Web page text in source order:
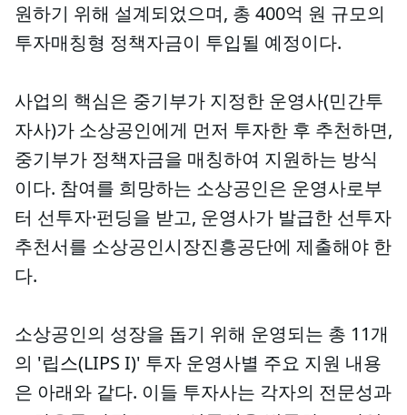
원하기 위해 설계되었으며, 총 400억 원 규모의
투자매칭형 정책자금이 투입될 예정이다.
사업의 핵심은 중기부가 지정한 운영사(민간투
자사)가 소상공인에게 먼저 투자한 후 추천하면,
중기부가 정책자금을 매칭하여 지원하는 방식
이다. 참여를 희망하는 소상공인은 운영사로부
터 선투자·펀딩을 받고, 운영사가 발급한 선투자
추천서를 소상공인시장진흥공단에 제출해야 한
다.
소상공인의 성장을 돕기 위해 운영되는 총 11개
의 '립스(LIPS I)' 투자 운영사별 주요 지원 내용
은 아래와 같다. 이들 투자사는 각자의 전문성과